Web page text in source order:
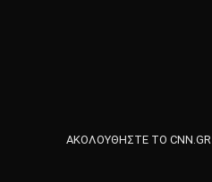
ΑΚΟΛΟΥΘΗΣΤΕ ΤΟ CNN.GR